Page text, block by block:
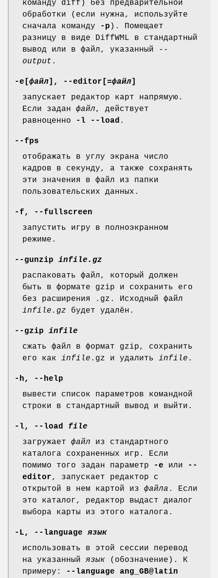
команду diff) без предварительной
обработки (если нужна, используйте
сначала команду
-p ). Помещает
разницу в виде DiffWML в стандартный
вывод или в файл, указанный
--
output .
-e[ файл ], --editor[ =файл
запускает редактор карт напрямую.
Если задан файл, действует
равноценно
-l --load .
--fps
отображать в углу экрана число
кадров в секунду, а также сохранять
эти значения в файл из папки
пользовательских данных.
-f, --fullscreen
запустить игру в полноэкранном
режиме.
--gunzip infile.gz
распаковать файл, который должен
быть в формате gzip и сохранить его
без расширения .gz. Исходный файл
infile.gz будет удалён.
--gzip infile
сжать файл в формат gzip, сохранить
его как infile .gz и удалить infile .
-h, --help
вывести список параметров командной
строки в стандартный вывод и выйти.
-l, --load file
загружает файл из стандартного
каталога сохраненных игр. Если
помимо того задан параметр
-e или
--
editor, запускает редактор с
открытой в нем картой из файла . Если
это каталог, редактор выдаст диалог
выбора карты из этого каталога.
-L, --language язык
использовать в этой сессии перевод
на указанный язык (обозначение). К
примеру:
--language ang_GB@latin